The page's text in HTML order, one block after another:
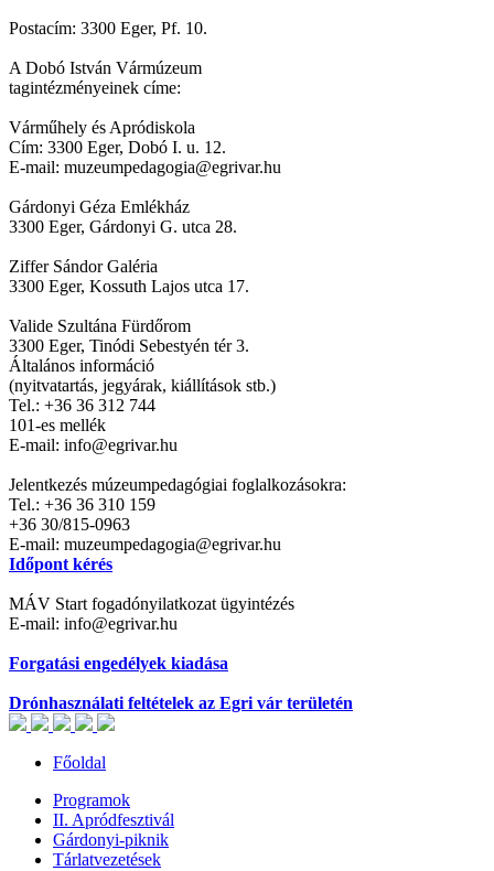
Postacím: 3300 Eger, Pf. 10.
A Dobó István Vármúzeum
tagintézményeinek címe:
Várműhely és Apródiskola
Cím: 3300 Eger, Dobó I. u. 12.
E-mail: muzeumpedagogia@egrivar.hu
Gárdonyi Géza Emlékház
3300 Eger, Gárdonyi G. utca 28.
Ziffer Sándor Galéria
3300 Eger, Kossuth Lajos utca 17.
Valide Szultána Fürdőrom
3300 Eger, Tinódi Sebestyén tér 3.
Általános információ
(nyitvatartás, jegyárak, kiállítások stb.)
Tel.: +36 36 312 744
101-es mellék
E-mail: info@egrivar.hu
Jelentkezés múzeumpedagógiai foglalkozásokra:
Tel.: +36 36 310 159
+36 30/815-0963
E-mail: muzeumpedagogia@egrivar.hu
Időpont kérés
MÁV Start fogadónyilatkozat ügyintézés
E-mail: info@egrivar.hu
Forgatási engedélyek kiadása
Drónhasználati feltételek az Egri vár területén
Főoldal
Programok
II. Apródfesztivál
Gárdonyi-piknik
Tárlatvezetések